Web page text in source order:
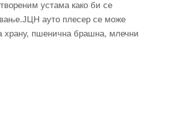
устама како би се
ауто плесер се може
храну, пшенична брашна, млечни